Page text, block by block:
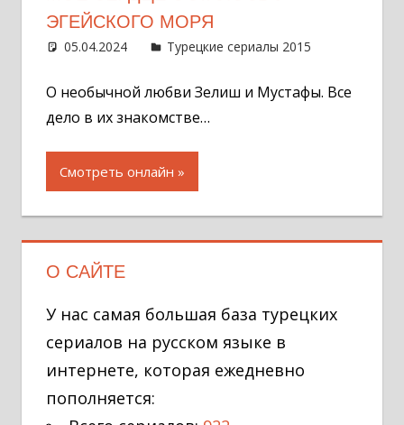
ЭГЕЙСКОГО МОРЯ
05.04.2024 Администратор
Турецкие сериалы 2015
О необычной любви Зелиш и Мустафы. Все
дело в их знакомстве…
Смотреть онлайн
О САЙТЕ
У нас самая большая база турецких
сериалов на русском языке в
интернете, которая ежедневно
пополняется: